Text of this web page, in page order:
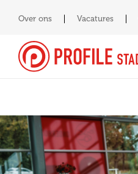
Over ons Vacatures